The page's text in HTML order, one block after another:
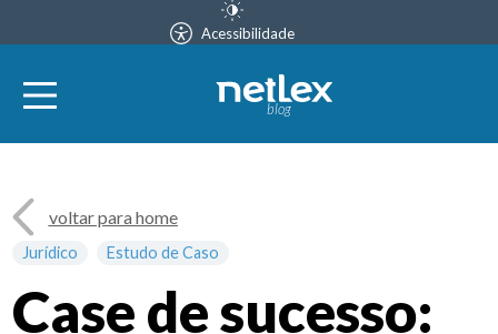
Acessibilidade
blog
Jurídico Estudo de Caso
voltar para home
Case de sucesso: